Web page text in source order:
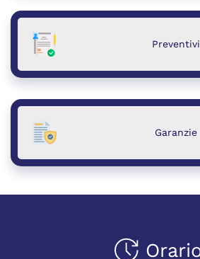
Preventivi
Garanzie